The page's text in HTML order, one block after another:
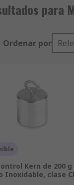
para
Ordenar por
Kern de 200 g
Inoxidable, clase